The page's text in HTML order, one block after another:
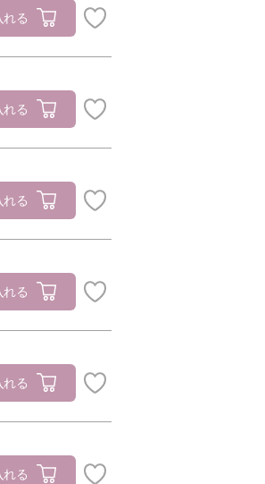
れる
れる
れる
れる
れる
れる